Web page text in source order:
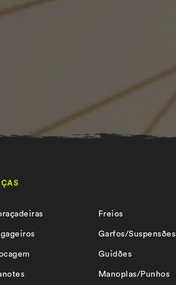
Freios
Garfos/Suspensões
Guidões
Manoplas/Punhos